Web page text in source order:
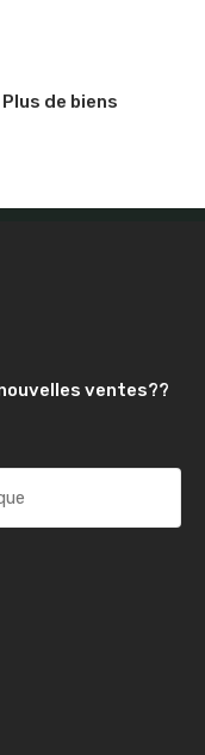
Plus de biens
ventes??